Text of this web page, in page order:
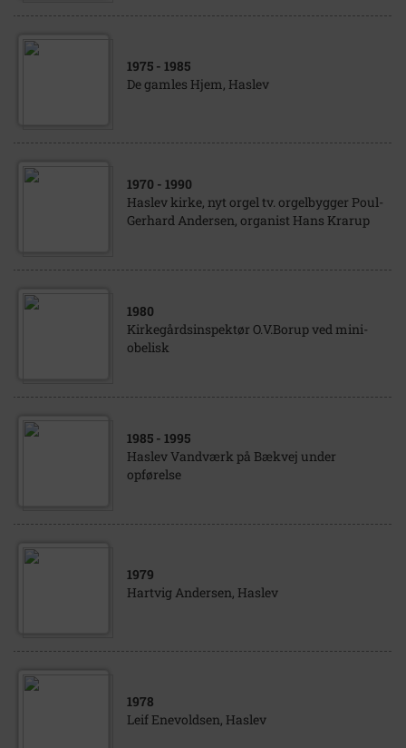
1975 - 1985
De gamles Hjem, Haslev
1970 - 1990
Haslev kirke, nyt orgel tv. orgelbygger Poul-
Gerhard Andersen, organist Hans Krarup
1980
Kirkegårdsinspektør O.V.Borup ved mini-
obelisk
1985 - 1995
Haslev Vandværk på Bækvej under
opførelse
1979
Hartvig Andersen, Haslev
1978
Leif Enevoldsen, Haslev